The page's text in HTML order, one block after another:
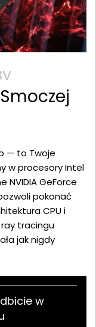
— to Twoje
w procesory Intel
NVIDIA GeForce
pokonać
CPU i
tracingu
jak nigdy
w